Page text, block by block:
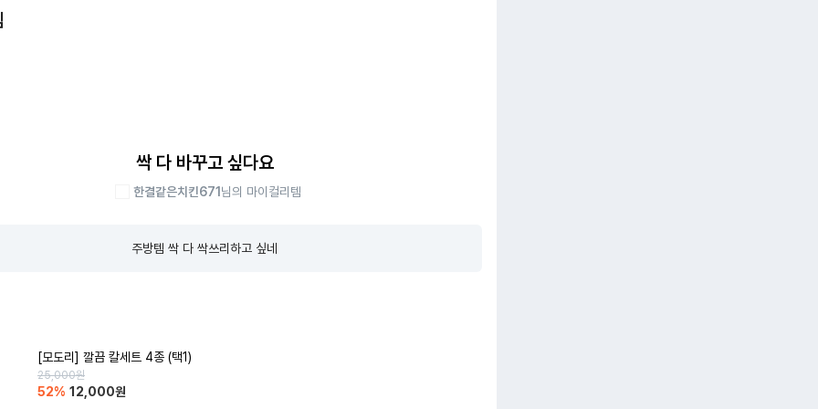
싹 다 바꾸고 싶다요
한결같은치킨671 님의 마이컬리템
주방템 싹 다 싹쓰리하고 싶네
[모도리] 깔끔 칼세트 4종 (택1)
25,000원
52% 12,000원